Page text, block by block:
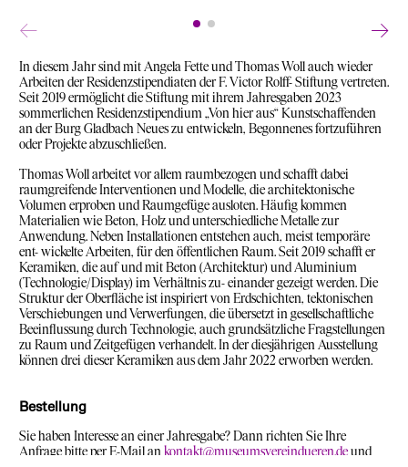
← →
In diesem Jahr sind mit Angela Fette und Thomas Woll auch wieder
Arbeiten der Residenzstipendiaten der F. Victor Rolff- Stiftung vertreten.
Seit 2019 ermöglicht die Stiftung mit ihrem Jahresgaben 2023
sommerlichen Residenzstipendium „Von hier aus“ Kunstschaffenden
an der Burg Gladbach Neues zu entwickeln, Begonnenes fortzuführen
oder Projekte abzuschließen.
Thomas Woll arbeitet vor allem raumbezogen und schafft dabei
raumgreifende Interventionen und Modelle, die architektonische
Volumen erproben und Raumgefüge ausloten. Häufig kommen
Materialien wie Beton, Holz und unterschiedliche Metalle zur
Anwendung. Neben Installationen entstehen auch, meist temporäre
ent- wickelte Arbeiten, für den öffentlichen Raum. Seit 2019 schafft er
Keramiken, die auf und mit Beton (Architektur) und Aluminium
(Technologie/Display) im Verhältnis zu- einander gezeigt werden. Die
Struktur der Oberfläche ist inspiriert von Erdschichten, tektonischen
Verschiebungen und Verwerfungen, die übersetzt in gesellschaftliche
Beeinflussung durch Technologie, auch grundsätzliche Fragstellungen
zu Raum und Zeitgefügen verhandelt. In der diesjährigen Ausstellung
können drei dieser Keramiken aus dem Jahr 2022 erworben werden.
Bestellung
Sie haben Interesse an einer Jahresgabe? Dann richten Sie Ihre
Anfrage bitte per E-Mail an kontakt@museumsvereindueren.de und